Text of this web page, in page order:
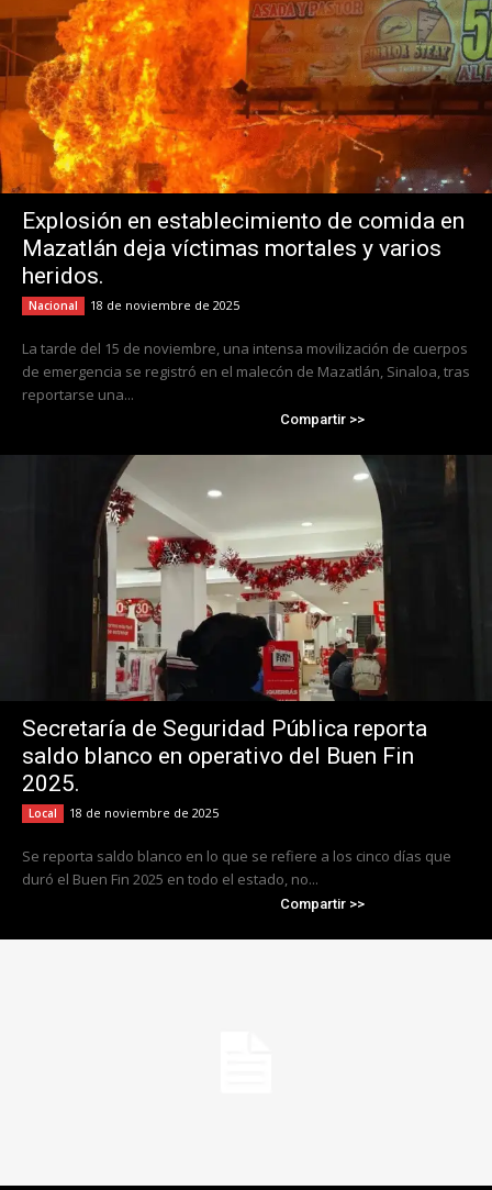
Explosión en establecimiento de comida en
Mazatlán deja víctimas mortales y varios
heridos.
Nacional 18 de noviembre de 2025
La tarde del 15 de noviembre, una intensa movilización de cuerpos
de emergencia se registró en el malecón de Mazatlán, Sinaloa, tras
reportarse una...
Compartir >>
Secretaría de Seguridad Pública reporta
saldo blanco en operativo del Buen Fin
2025.
Local 18 de noviembre de 2025
Se reporta saldo blanco en lo que se refiere a los cinco días que
duró el Buen Fin 2025 en todo el estado, no...
Compartir >>